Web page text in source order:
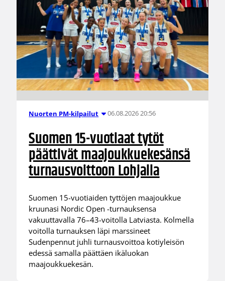
Nuorten PM-kilpailut 06.08.2026 20:56
Suomen 15-vuotiaat tytöt
päättivät maajoukkuekesänsä
turnausvoittoon Lohjalla
Suomen 15-vuotiaiden tyttöjen maajoukkue
kruunasi Nordic Open -turnauksensa
vakuuttavalla 76–43-voitolla Latviasta. Kolmella
voitolla turnauksen läpi marssineet
Sudenpennut juhli turnausvoittoa kotiyleisön
edessä samalla päättäen ikäluokan
maajoukkuekesän.